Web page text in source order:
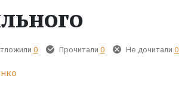
0 Прочитали 0 Не дочитали 0